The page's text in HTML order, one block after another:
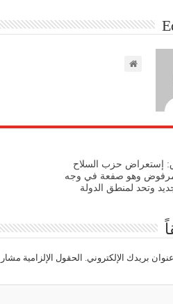
إستعراض حزب السلاح
وهو صفعة في وجه
وتحد لمنطق الدولة
بريدك الإلكتروني. الحقول الإلزامية مشار